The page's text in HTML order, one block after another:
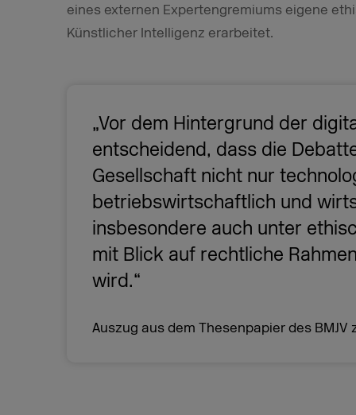
eines externen Expertengremiums eigene
Künstlicher Intelligenz erarbeitet.
„Vor dem Hintergrund der
entscheidend, dass die
Gesellschaft nicht nur
betriebswirtschaftlich und
insbesondere auch unter
mit Blick auf rechtliche
wird.“
Auszug aus dem Thesenpapier des BMJV